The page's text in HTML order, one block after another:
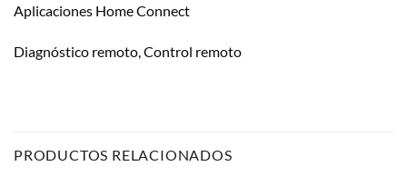
Aplicaciones Home Connect
Diagnóstico remoto, Control remoto
PRODUCTOS RELACIONADOS